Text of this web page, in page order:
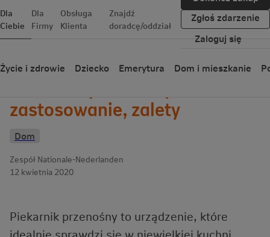
Dla
Ciebie
Dla
Firmy
Obsługa
Klienta
Znajdź
doradcę/oddział
Zgłoś zdarzenie
Zaloguj się
Życie i zdrowie Dziecko Emerytura Dom i mieszkanie
Wróć
zastosowanie, zalety
Dom
Zespół Nationale-Nederlanden
12 kwietnia 2020
Piekarnik przenośny to urządzenie, które